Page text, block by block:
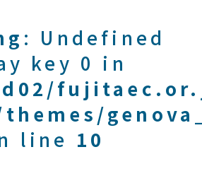
: Undefined
key 0 in
line 10